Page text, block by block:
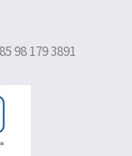
98 179 3891